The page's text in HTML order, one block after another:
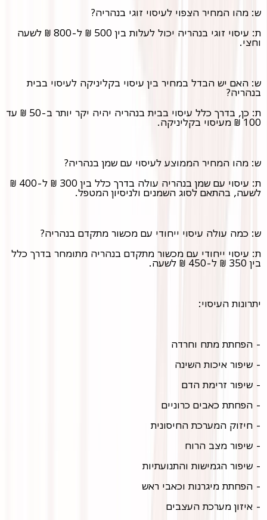
ש: מהו המחיר הצפוי לעיסוי זוגי בנהריה?
ת: עיסוי זוגי בנהריה יכול לעלות בין 500 ₪ ל-800 ₪ לשעה
וחצי.
ש: האם יש הבדל במחיר בין עיסוי בקליניקה לעיסוי בבית
בנהריה?
ת: כן, בדרך כלל עיסוי בבית בנהריה יהיה יקר יותר ב-50 ₪ עד
100 ₪ מעיסוי בקליניקה.
ש: מהו המחיר הממוצע לעיסוי עם שמן בנהריה?
ת: עיסוי עם שמן בנהריה עולה בדרך כלל בין 300 ₪ ל-400 ₪
לשעה, בהתאם לסוג השמנים ולניסיון המטפל.
ש: כמה עולה עיסוי ייחודי עם מכשור מתקדם בנהריה?
ת: עיסוי ייחודי עם מכשור מתקדם בנהריה מתומחר בדרך כלל
בין 350 ₪ ל-450 ₪ לשעה.
יתרונות העיסוי:
- הפחתת מתח וחרדה
- שיפור איכות השינה
- שיפור זרימת הדם
- הפחתת כאבים כרוניים
- חיזוק המערכת החיסונית
- שיפור מצב הרוח
- שיפור הגמישות והתנועתיות
- הפחתת מיגרנות וכאבי ראש
- איזון מערכת העצבים